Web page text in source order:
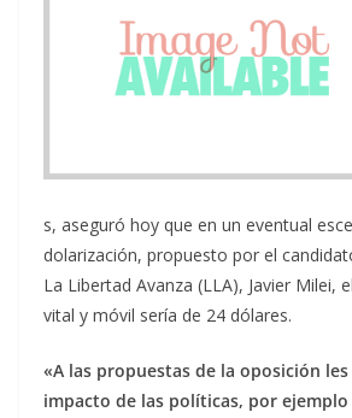
s, aseguró hoy que en un eventual
dolarización, propuesto por el
La Libertad Avanza (LLA), Javier Milei,
vital y móvil sería de 24 dólares.
«A las propuestas de la oposición
impacto de las políticas, por